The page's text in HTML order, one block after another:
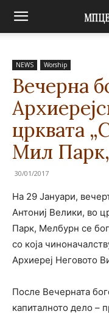
NEWS Worship
Вечерна
црквата
Мил
30/01/2017
На 29 Јануари,
Антониј Велики, во
Парк, Мелбурн се
со која
Архиереј Неговото
После Вечерната
капиталното дело –